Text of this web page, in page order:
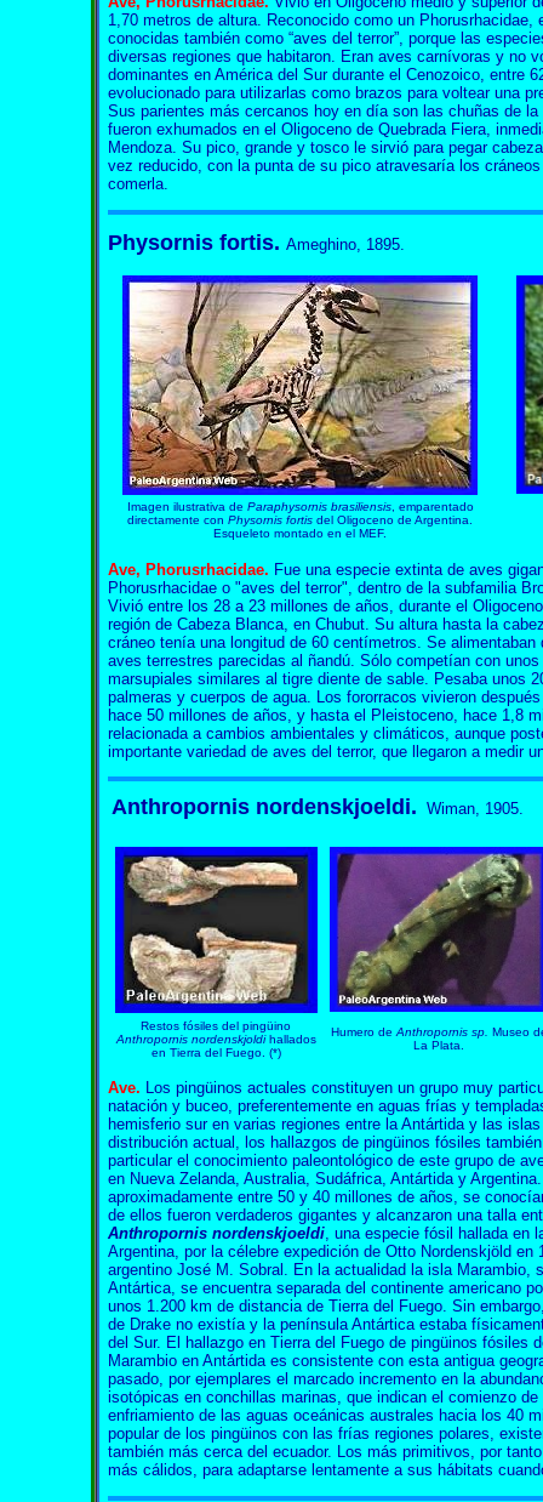
1,70 metros de altura. Reconocido como un
conocidas también como “aves del terror”, porque las
diversas regiones que habitaron. Eran aves carnívoras y no
dominantes en América del Sur durante el Cenozoico, entre
evolucionado para utilizarlas como brazos para voltear una
Sus parientes más cercanos hoy en día son las chuñas de
fueron exhumados en el Oligoceno de Quebrada Fiera,
Mendoza. Su pico, grande y tosco le sirvió para pegar
vez reducido, con la punta de su pico atravesaría los
comerla.
Physornis fortis. Ameghino, 1895.
Imagen ilustrativa de Paraphysornis brasiliensis, emparentado
directamente con Physornis fortis del Oligoceno de Argentina.
Esqueleto montado en el MEF.
Ave, Phorusrhacidae. Fue una especie extinta de aves
Phorusrhacidae o "aves del terror", dentro de la subfamilia
Vivió entre los 28 a 23 millones de años, durante el
región de Cabeza Blanca, en Chubut. Su altura hasta la
cráneo tenía una longitud de 60 centímetros. Se
aves terrestres parecidas al ñandú. Sólo competían con
marsupiales similares al tigre diente de sable. Pesaba unos
palmeras y cuerpos de agua. Los fororracos vivieron
hace 50 millones de años, y hasta el Pleistoceno, hace 1,8
relacionada a cambios ambientales y climáticos, aunque
importante variedad de aves del terror, que llegaron a medir
Anthropornis nordenskjoeldi. Wiman , 1905.
Restos fósiles del pingüino
Anthropornis nordenskjoldi hallados
en Tierra del Fuego. (*)
Humero de Anthropornis sp. Museo
La Plata.
Ave. Los pingüinos actuales constituyen un grupo muy
natación y buceo, preferentemente en aguas frías y
hemisferio sur en varias regiones entre la Antártida y las
distribución actual, los hallazgos de pingüinos fósiles
particular el conocimiento paleontológico de este grupo de
en Nueva Zelanda, Australia, Sudáfrica, Antártida y
aproximadamente entre 50 y 40 millones de años, se
de ellos fueron verdaderos gigantes y alcanzaron una talla
Anthropornis nordenskjoeldi, una especie fósil hallada en
Argentina, por la célebre expedición de Otto Nordenskjöld
argentino José M. Sobral. En la actualidad la isla Marambio,
Antártica, se encuentra separada del continente americano
unos 1.200 km de distancia de Tierra del Fuego. Sin
de Drake no existía y la península Antártica estaba
del Sur. El hallazgo en Tierra del Fuego de pingüinos fósiles
Marambio en Antártida es consistente con esta antigua
pasado, por ejemplares el marcado incremento en la
isotópicas en conchillas marinas, que indican el comienzo
enfriamiento de las aguas oceánicas australes hacia los 40
popular de los pingüinos con las frías regiones polares,
también más cerca del ecuador. Los más primitivos, por
más cálidos, para adaptarse lentamente a sus hábitats